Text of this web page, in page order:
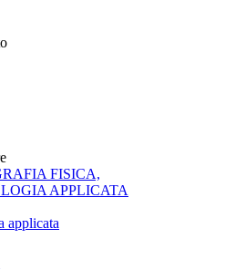
FISICA,
APPLICATA
applicata